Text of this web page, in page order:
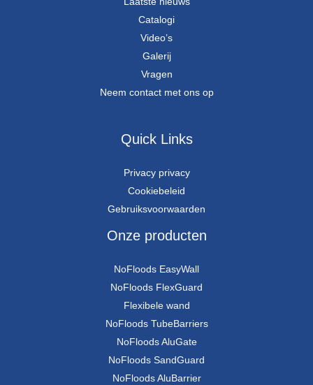
Catalogi
Video’s
Galerij
Vragen
Neem contact met ons op
Quick Links
Privacy privacy
Cookiebeleid
Gebruiksvoorwaarden
Onze producten
NoFloods EasyWall
NoFloods FlexGuard
Flexibele wand
NoFloods TubeBarriers
NoFloods AluGate
NoFloods SandGuard
NoFloods AluBarrier